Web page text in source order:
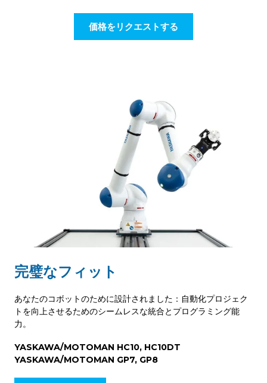
価格をリクエストする
完璧なフィット
あなたのコボットのために設計されました：自動化プロジェク
トを向上させるためのシームレスな統合とプログラミング能
力。
YASKAWA/MOTOMAN HC10, HC10DT
YASKAWA/MOTOMAN GP7, GP8